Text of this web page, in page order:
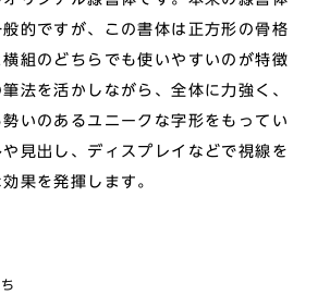
的ですが、この書体は正方形の骨格
組のどちらでも使いやすいのが特徴
法を活かしながら、全体に力強く、
いのあるユニークな字形をもってい
見出し、ディスプレイなどで視線を
果を発揮します。